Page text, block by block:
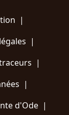
|
|
|
|
d'Ode |